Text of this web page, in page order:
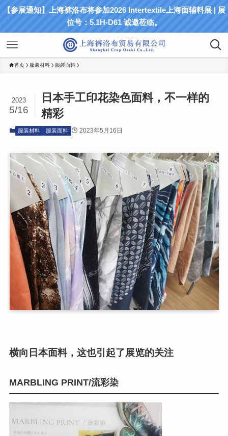
【参展通知】上海裤洛布将参加2026 Intertextile上海面辅料展 | 展
位号：5.1H-D61 诚邀莅临。
首页 服装材料 服装面料
日本手工印花染色面料，不一样的
精彩
2023
5/16
服装材料 服装面料 2023年5月16日
横向日本面料，这也引起了展览的关注
MARBLING PRINT/流彩染